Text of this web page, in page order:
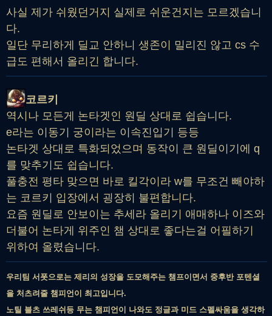
사실 제가 쉬웠던거지 실제로 쉬운건지는 모르겠습니
다.
일단 무리하게 딜교 안하니 생존이 밀리진 않고 cs 수
급도 편해서 올리긴 합니다.
코르키
역시나 모든게 논타겟인 원딜 상대로 쉽습니다.
e라는 이동기 궁이라는 이속진입기 등등
논타겟 상대로 특화되었으며 동작이 큰 원딜이기에 q
를 맞추기도 쉽습니다.
풀충전 평타 맞으면 바로 킬각이라 w를 무조건 빼야하
는 코르키 입장에서 굉장히 불편합니다.
요즘 원딜로 안보이는 추세라 올리기 애매하나 이즈와
더불어 논타게 위주인 챔 상대로 좋다는걸 어필하기
위하여 올렸습니다.
우리팀 서폿으로는 제리의 성장을 도모해주는 챔프이면서 중후반 포텐셜
을 처츠려줄 챔피언이 최고입니다.
노틸 블츠 쓰레쉬등 무는 챔피언이 나와도 정글과 미드 스펠싸움을 생각하